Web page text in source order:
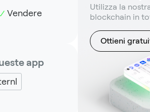
Vendere
app
Utilizza la
blockchain in
Ottieni